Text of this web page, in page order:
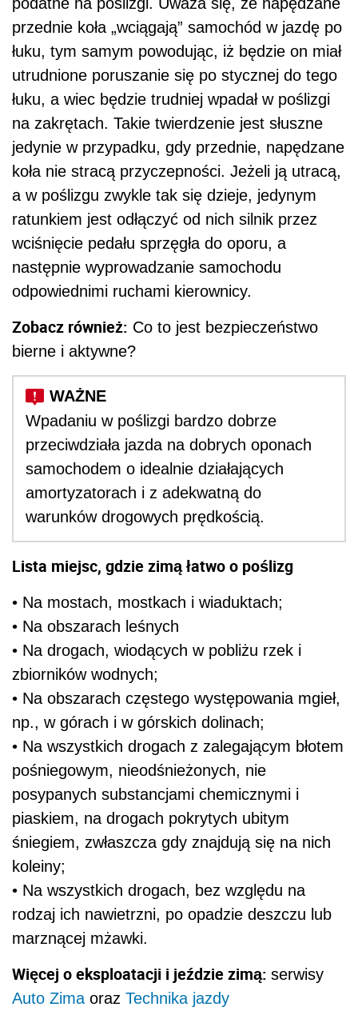
podatne na poślizgi. Uważa się, że napędzane
przednie koła „wciągają” samochód w jazdę po
łuku, tym samym powodując, iż będzie on miał
utrudnione poruszanie się po stycznej do tego
łuku, a wiec będzie trudniej wpadał w poślizgi
na zakrętach. Takie twierdzenie jest słuszne
jedynie w przypadku, gdy przednie, napędzane
koła nie stracą przyczepności. Jeżeli ją utracą,
a w poślizgu zwykle tak się dzieje, jedynym
ratunkiem jest odłączyć od nich silnik przez
wciśnięcie pedału sprzęgła do oporu, a
następnie wyprowadzanie samochodu
odpowiednimi ruchami kierownicy.
Zobacz również: Co to jest bezpieczeństwo
bierne i aktywne?
Wpadaniu w poślizgi bardzo dobrze
przeciwdziała jazda na dobrych oponach
samochodem o idealnie działających
amortyzatorach i z adekwatną do
warunków drogowych prędkością.
Lista miejsc, gdzie zimą łatwo o poślizg
• Na mostach, mostkach i wiaduktach;
• Na obszarach leśnych
• Na drogach, wiodących w pobliżu rzek i
zbiorników wodnych;
• Na obszarach częstego występowania mgieł,
np., w górach i w górskich dolinach;
• Na wszystkich drogach z zalegającym błotem
pośniegowym, nieodśnieżonych, nie
posypanych substancjami chemicznymi i
piaskiem, na drogach pokrytych ubitym
śniegiem, zwłaszcza gdy znajdują się na nich
koleiny;
• Na wszystkich drogach, bez względu na
rodzaj ich nawietrzni, po opadzie deszczu lub
marznącej mżawki.
Więcej o eksploatacji i jeździe zimą: serwisy
Auto Zimaoraz Technika jazdy